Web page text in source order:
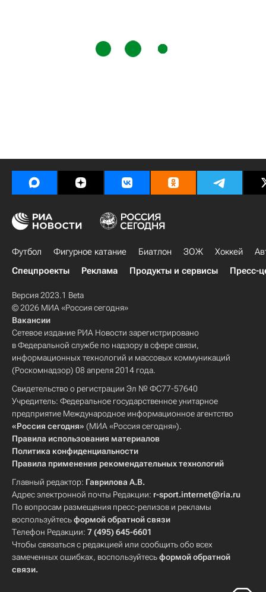
Футбол Фигурное катание Биатлон ЗОЖ Хоккей
Спецпроекты
Реклама Продукты и сервисы Пресс-
Версия 2023.1 Beta
© 2026 МИА «Россия сегодня»
Вакансии
Сетевое издание РИА Новости зарегистрировано
в Федеральной службе по надзору в сфере связи,
информационных технологий и массовых коммуникаций
(Роскомнадзор) 08 апреля 2014 года.
Свидетельство о регистрации Эл № ФС77-57640
Учредитель: Федеральное государственное унитарное
предприятие Международное информационное агентство
«Россия сегодня» (МИА «Россия сегодня»).
Правила использования материалов
Политика конфиденциальности
Правила применения рекомендательных технологий
Главный редактор: Гаврилова А.В.
Адрес электронной почты Редакции: r-sport.internet@ria.ru
По вопросам размещения пресс-релизов и рекламы
воспользуйтесьформой обратной связи
Телефон Редакции: 7 (495) 645-6601
Чтобы связаться с редакцией или сообщить обо всех
замеченных ошибках, воспользуйтесьформой обратной
связи.